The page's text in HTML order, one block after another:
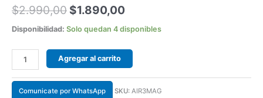
$2.990,00 $1.890,00
Disponibilidad: Solo quedan 4 disponibles
Agregar al carrito
Comunicate por WhatsApp SKU: AIR3MAG